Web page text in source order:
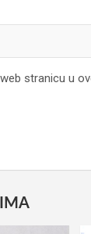
stranicu u